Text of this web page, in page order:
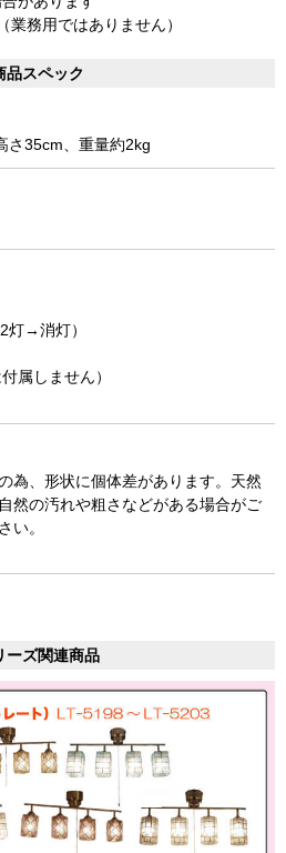
務用ではありません）
品スペック
さ35cm、重量約2kg
→消灯）
属しません）
為、形状に個体差があります。天然
然の汚れや粗さなどがある場合がご
い。
ーズ関連商品